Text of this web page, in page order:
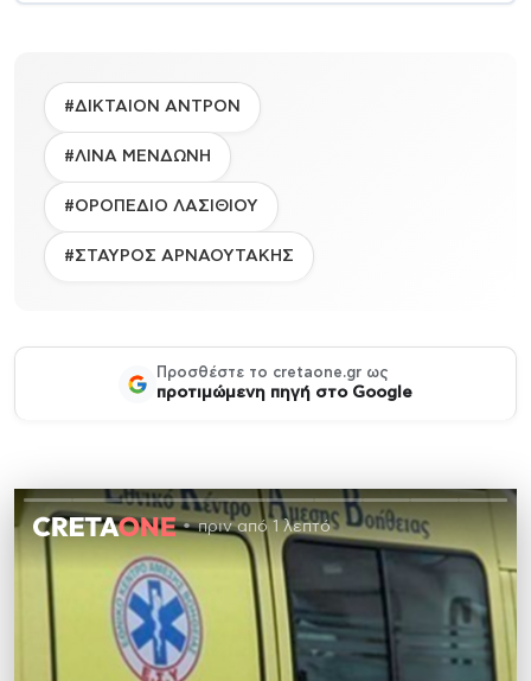
#ΔΙΚΤΑΙΟΝ ΑΝΤΡΟΝ
#ΛΙΝΑ ΜΕΝΔΩΝΗ
#ΟΡΟΠΕΔΙΟ ΛΑΣΙΘΙΟΥ
#ΣΤΑΥΡΟΣ ΑΡΝΑΟΥΤΑΚΗΣ
Προσθέστε το cretaone.gr ως
προτιμώμενη πηγή στο Google
πριν από 1 λεπτό